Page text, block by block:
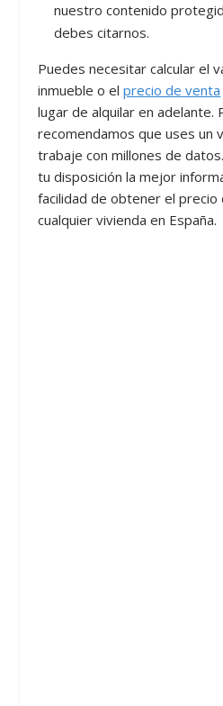
nuestro contenido
debes citarnos.
Puedes necesitar calcular el
inmueble o elprecio de venta
lugar de alquilar en adelante.
recomendamos que uses un
trabaje con millones de
tu disposición la mejor
facilidad de obtener el precio
cualquier vivienda en España.